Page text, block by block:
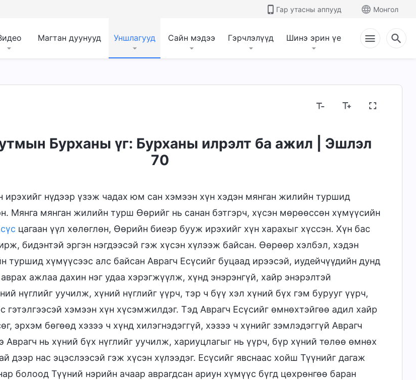
Гар утасны аппууд Монгол
Магтан дуунууд Уншлагууд Сайн мэдээ Гэрчлэлүүд Шинэ эрин үе
шүүлт Бие махбодтой болох Бурханы ажлыг мэдэх нь Бурханы зан чанар,
Бурханы үг: Бурханы илрэлт ба ажил | Эшлэл
70
ирэхийг нүдээр үзэж чадах юм сан хэмээн хүн хэдэн мянган жилийн туршид
Мянга мянган жилийн турш Өөрийг нь санан бэтгэрч, хүсэн мөрөөссөн хүмүүсийн
цагаан үүл хөлөглөн, Өөрийн биеэр бууж ирэхийг хүн харахыг хүссэн. Хүн бас
бидэнтэй эргэн нэгдээсэй гэж хүсэн хүлээж байсан. Өөрөөр хэлбэл, хэдэн
туршид хүмүүсээс алс байсан Аврагч Есүсийг буцаад ирээсэй, иудейчүүдийн дунд
ажлаа дахин нэг удаа хэрэгжүүлж, хүнд энэрэнгүй, хайр энэрэлтэй
нүглийг уучилж, хүний нүглийг үүрч, тэр ч бүү хэл хүний бүх гэм бурууг үүрч,
гэтэлгээсэй хэмээн хүн хүсэмжилдэг. Тэд Аврагч Есүсийг өмнөхтэйгөө адил хайр
эрхэм бөгөөд хэзээ ч хүнд хилэгнэдэггүй, хэзээ ч хүнийг зэмлэдэггүй Аврагч
Аврагч нь хүний бүх нүглийг уучилж, хариуцлагыг нь үүрч, бүр хүний төлөө өмнөх
дээр нас эцэслээсэй гэж хүсэн хүлээдэг. Есүсийг явснаас хойш Түүнийг дагаж
болоод Түүний нэрийн ачаар аврагдсан ариун хүмүүс бүгд цөхрөнгөө баран